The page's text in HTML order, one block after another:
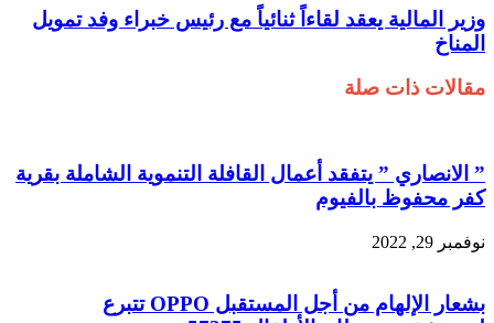
وزير المالية يعقد لقاءاً ثنائياً مع رئيس خبراء وفد تمويل
المناخ
مقالات ذات صلة
” الانصاري ” يتفقد أعمال القافلة التنموية الشاملة بقرية
كفر محفوظ بالفيوم
نوفمبر 29, 2022
بشعار الإلهام من أجل المستقبل OPPO تتبرع